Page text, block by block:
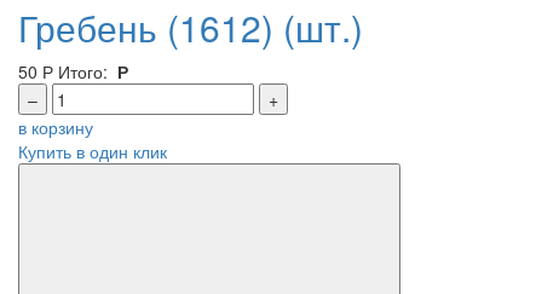
Гребень (1612) (шт.)
50 Р Итого: Р
–
+
в корзину
Купить в один клик